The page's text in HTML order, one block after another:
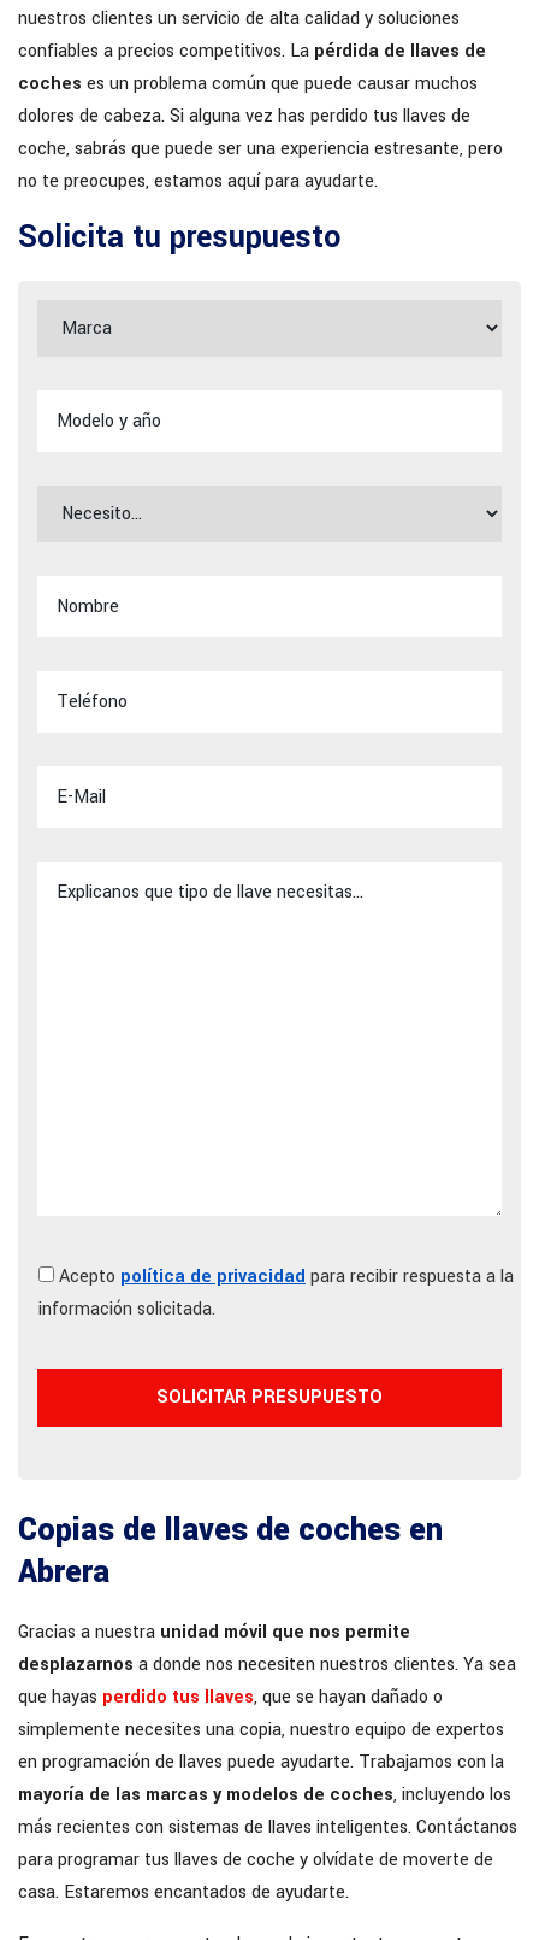
nuestros clientes un servicio de alta calidad y soluciones
confiables a precios competitivos. La pérdida de llaves de
coches es un problema común que puede causar muchos
dolores de cabeza. Si alguna vez has perdido tus llaves de
coche, sabrás que puede ser una experiencia estresante, pero
no te preocupes, estamos aquí para ayudarte.
Solicita tu presupuesto
Acepto política de privacidad para recibir respuesta a la
información solicitada.
Copias de llaves de coches en
Abrera
Gracias a nuestra unidad móvil que nos permite
desplazarnos a donde nos necesiten nuestros clientes. Ya sea
que hayas perdido tus llaves, que se hayan dañado o
simplemente necesites una copia, nuestro equipo de expertos
en programación de llaves puede ayudarte. Trabajamos con la
mayoría de las marcas y modelos de coches, incluyendo los
más recientes con sistemas de llaves inteligentes. Contáctanos
para programar tus llaves de coche y olvídate de moverte de
casa. Estaremos encantados de ayudarte.